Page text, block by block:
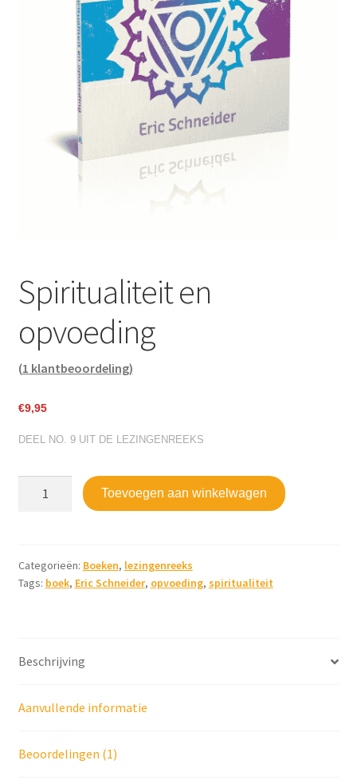
Mijn account
Spiritualiteit en
opvoeding
(1 klantbeoordeling)
€9,95
DEEL NO. 9 UIT DE LEZINGENREEKS
Spiritualiteit
Toevoegen aan winkelwagen
Categorieën: Boeken, lezingenreeks
Tags: boek, Eric Schneider, opvoeding, spiritualiteit
Beschrijving
Aanvullende informatie
Beoordelingen (1)